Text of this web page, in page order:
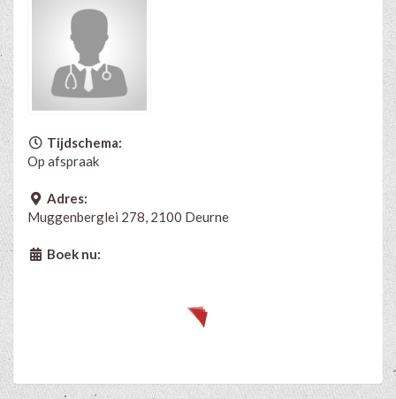
Tijdschema:
Op afspraak
Adres:
Muggenberglei 278, 2100 Deurne
Boek nu: